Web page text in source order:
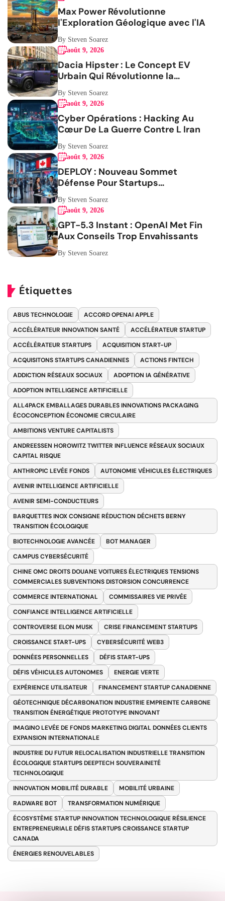
Max Power Révolutionne
l'Exploration Géologique avec l'IA
By Steven Soarez
août 9, 2026
Dacia Hipster : Le Concept EV
Urbain Qui Révolutionne la
Mobilité
By Steven Soarez
août 9, 2026
Cyber Opérations : Hacking Au
Cœur De La Guerre Contre L Iran
By Steven Soarez
août 9, 2026
DEPLOY : Nouveau Sommet
Défense Pour Startups
Canadiennes
By Steven Soarez
août 9, 2026
GPT-5.3 Instant : OpenAI Met Fin
Aux Conseils Trop Envahissants
By Steven Soarez
Étiquettes
ABUS TECHNOLOGIE
ACCORD OPENAI APPLE
ACCÉLÉRATEUR INNOVATION SANTÉ
ACCÉLÉRATEUR STARTUP
ACCÉLÉRATEUR STARTUPS
ACQUISITION START-UP
ACQUISITONS STARTUPS CANADIENNES
ACTIONS FINTECH
ADDICTION RÉSEAUX SOCIAUX
ADOPTION IA GÉNÉRATIVE
ADOPTION INTELLIGENCE ARTIFICIELLE
ALL4PACK EMBALLAGES DURABLES INNOVATIONS PACKAGING
ÉCOCONCEPTION ÉCONOMIE CIRCULAIRE
AMBITIONS VENTURE CAPITALISTS
ANDREESSEN HOROWITZ TWITTER INFLUENCE RÉSEAUX SOCIAUX
CAPITAL RISQUE
ANTHROPIC LEVÉE FONDS
AUTONOMIE VÉHICULES ÉLECTRIQUES
AVENIR INTELLIGENCE ARTIFICIELLE
AVENIR SEMI-CONDUCTEURS
BARQUETTES INOX CONSIGNE RÉDUCTION DÉCHETS BERNY
TRANSITION ÉCOLOGIQUE
BIOTECHNOLOGIE AVANCÉE
BOT MANAGER
CAMPUS CYBERSÉCURITÉ
CHINE OMC DROITS DOUANE VOITURES ÉLECTRIQUES TENSIONS
COMMERCIALES SUBVENTIONS DISTORSION CONCURRENCE
COMMERCE INTERNATIONAL
COMMISSAIRES VIE PRIVÉE
CONFIANCE INTELLIGENCE ARTIFICIELLE
CONTROVERSE ELON MUSK
CRISE FINANCEMENT STARTUPS
CROISSANCE START-UPS
CYBERSÉCURITÉ WEB3
DONNÉES PERSONNELLES
DÉFIS START-UPS
DÉFIS VÉHICULES AUTONOMES
ENERGIE VERTE
EXPÉRIENCE UTILISATEUR
FINANCEMENT STARTUP CANADIENNE
GÉOTECHNIQUE DÉCARBONATION INDUSTRIE EMPREINTE CARBONE
TRANSITION ÉNERGÉTIQUE PROTOTYPE INNOVANT
IMAGINO LEVÉE DE FONDS MARKETING DIGITAL DONNÉES CLIENTS
EXPANSION INTERNATIONALE
INDUSTRIE DU FUTUR RELOCALISATION INDUSTRIELLE TRANSITION
ÉCOLOGIQUE STARTUPS DEEPTECH SOUVERAINETÉ
TECHNOLOGIQUE
INNOVATION MOBILITÉ DURABLE
MOBILITÉ URBAINE
RADWARE BOT
TRANSFORMATION NUMÉRIQUE
ÉCOSYSTÈME STARTUP INNOVATION TECHNOLOGIQUE RÉSILIENCE
ENTREPRENEURIALE DÉFIS STARTUPS CROISSANCE STARTUP
CANADA
ÉNERGIES RENOUVELABLES